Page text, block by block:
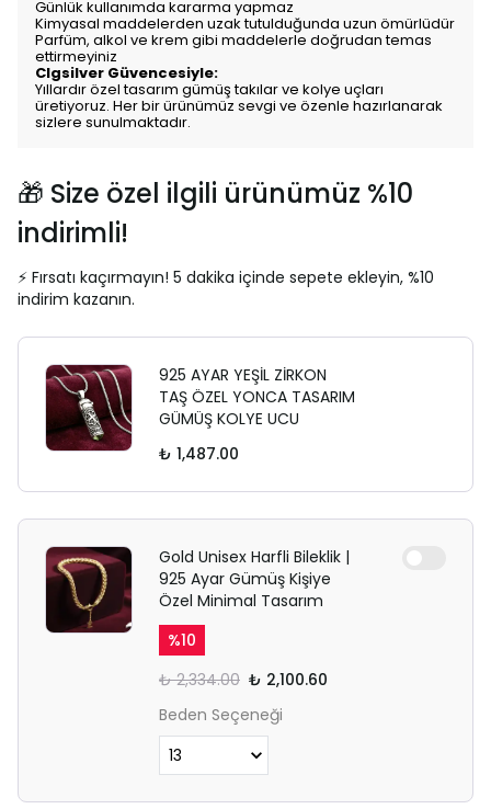
Günlük kullanımda kararma yapmaz
Kimyasal maddelerden uzak tutulduğunda uzun ömürlüdür
Parfüm, alkol ve krem gibi maddelerle doğrudan temas
ettirmeyiniz
Clgsilver Güvencesiyle:
Yıllardır özel tasarım gümüş takılar ve kolye uçları
üretiyoruz. Her bir ürünümüz sevgi ve özenle hazırlanarak
sizlere sunulmaktadır.
🎁 Size özel ilgili ürünümüz %10
indirimli!
⚡ Fırsatı kaçırmayın! 5 dakika içinde sepete ekleyin, %10
indirim kazanın.
925 AYAR YEŞİL ZİRKON
TAŞ ÖZEL YONCA TASARIM
GÜMÜŞ KOLYE UCU
₺ 1,487.00
Gold Unisex Harfli Bileklik |
925 Ayar Gümüş Kişiye
Özel Minimal Tasarım
%10
₺ 2,334.00 ₺ 2,100.60
Beden Seçeneği